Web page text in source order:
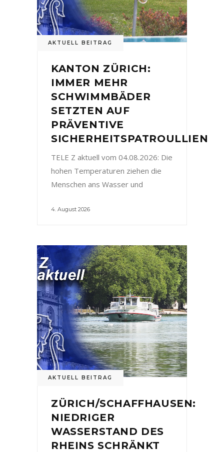
AKTUELL BEITRAG
KANTON ZÜRICH:
IMMER MEHR
SCHWIMMBÄDER
SETZTEN AUF
PRÄVENTIVE
SICHERHEITSPATROULLIEN
TELE Z aktuell vom 04.08.2026: Die
hohen Temperaturen ziehen die
Menschen ans Wasser und
4. August 2026
AKTUELL BEITRAG
ZÜRICH/SCHAFFHAUSEN:
NIEDRIGER
WASSERSTAND DES
RHEINS SCHRÄNKT